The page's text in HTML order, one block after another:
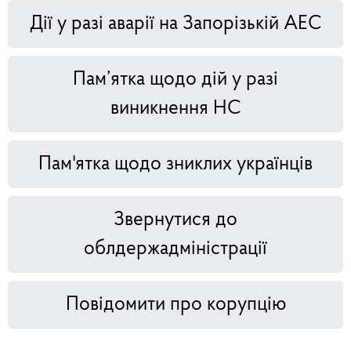
Дії у разі аварії на Запорізькій АЕС
Пам’ятка щодо дій у разі
виникнення НС
Пам'ятка щодо зниклих українців
Звернутися до
облдержадміністрації
Повідомити про корупцію